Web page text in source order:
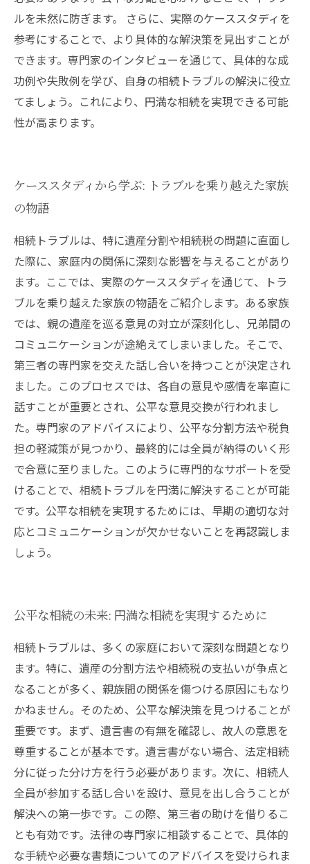
ルを未然に防ぎます。 さらに、実際のケーススタディを
参考にすることで、より具体的な解決策を見出すことが
できます。専門家のインタビューを通じて、具体的な成
功例や失敗例を学び、自身の相続トラブルの解決に役立
てましょう。これにより、円満な相続を実現できる可能
性が高まります。
ケーススタディから学ぶ: トラブルを乗り越えた家族
の物語
相続トラブルは、特に遺産分割や相続税の問題に直面し
た際に、家庭内の関係に深刻な影響を与えることがあり
ます。ここでは、実際のケーススタディを通じて、トラ
ブルを乗り越えた家族の物語をご紹介します。ある家族
では、親の遺産を巡る意見の対立が深刻化し、兄弟間の
コミュニケーションが途絶えてしまいました。そこで、
第三者の専門家を交えた話し合いを持つことが決定され
ました。このプロセスでは、各自の意見や感情を率直に
話すことが重要とされ、公平な意見交換が行われまし
た。専門家のアドバイスにより、公平な分割方法や税負
担の軽減策が見つかり、最終的には全員が納得のいく形
で合意に至りました。このように専門的なサポートを受
けることで、相続トラブルを円満に解決することが可能
です。公平な相続を実現するためには、早期の適切な対
応とコミュニケーションが欠かせないことを再認識しま
しょう。
公平な相続の未来: 円満な相続を実現するために
相続トラブルは、多くの家庭において深刻な問題となり
ます。特に、遺産の分割方法や相続税の支払いが争点と
なることが多く、親族間の関係を傷つける原因にもなり
かねません。そのため、公平な解決策を見つけることが
重要です。まず、遺言書の有無を確認し、故人の意思を
尊重することが基本です。遺言書がない場合、法定相続
分に従った分け方を行う必要があります。次に、相続人
全員が参加する話し合いを設け、意見を出し合うことが
解決への第一歩です。この際、第三者の助けを借りるこ
とも有効です。法律の専門家に相談することで、具体的
な手続や必要な書類についてのアドバイスを受けられま